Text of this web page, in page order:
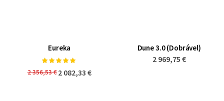
Eureka
Classificação:
2 356,53 €2 082,33 €
Dune 3.0 (Dobrável)
2 969,75 €